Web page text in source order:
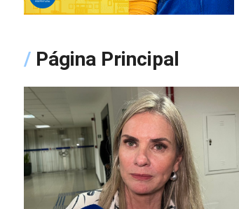
/ Página Principal